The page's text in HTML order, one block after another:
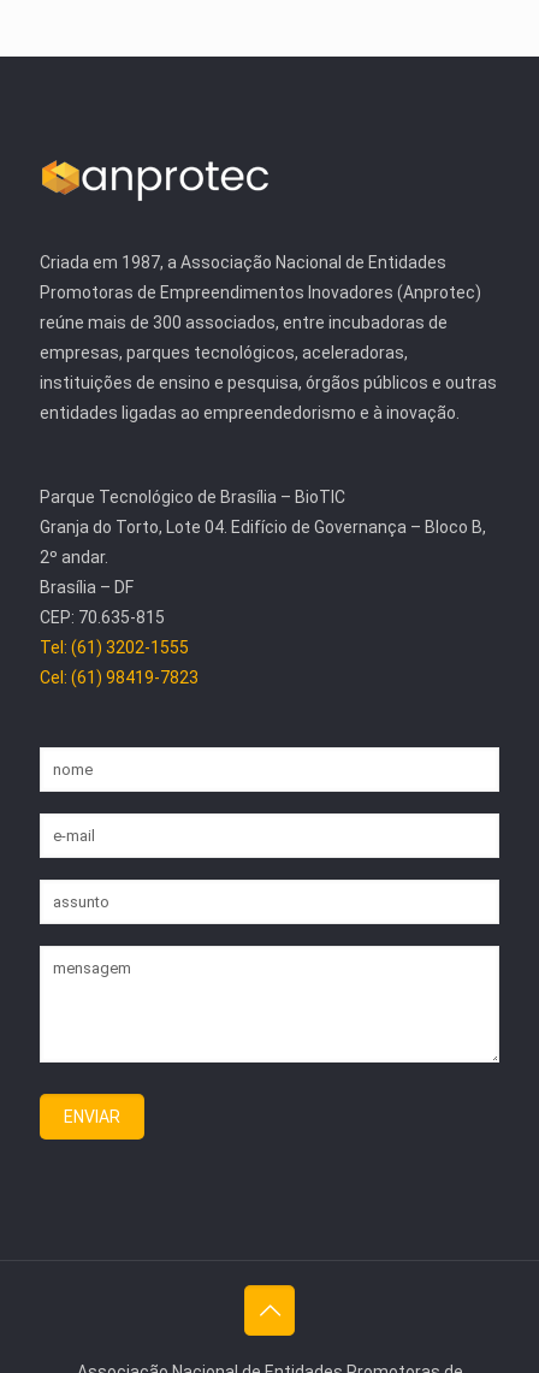
Criada em 1987, a Associação Nacional de Entidades
Promotoras de Empreendimentos Inovadores (Anprotec)
reúne mais de 300 associados, entre incubadoras de
empresas, parques tecnológicos, aceleradoras,
instituições de ensino e pesquisa, órgãos públicos e outras
entidades ligadas ao empreendedorismo e à inovação.
Parque Tecnológico de Brasília – BioTIC
Granja do Torto, Lote 04. Edifício de Governança – Bloco B,
2º andar.
Brasília – DF
CEP: 70.635-815
Tel: (61) 3202-1555
Cel: (61) 98419-7823